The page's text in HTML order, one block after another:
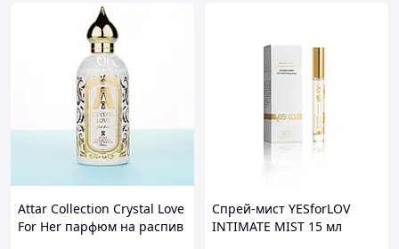
Attar Collection Crystal Love
For Her парфюм на распив
Спрей-мист YESforLOV
INTIMATE MIST 15 мл